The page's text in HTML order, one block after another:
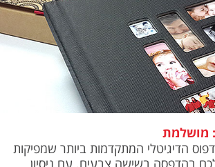
מושלמת
הדיגיטלי המתקדמות ביותר שמפיקות